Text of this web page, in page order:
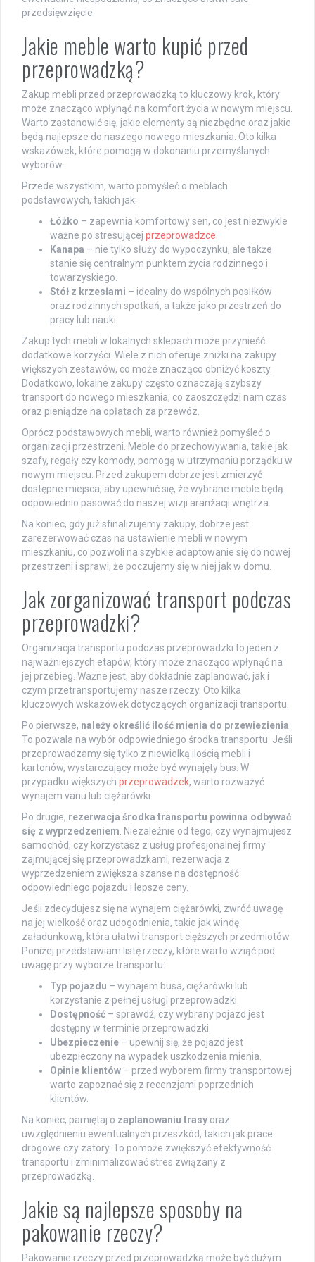
przedsięwzięcie.
Jakie meble warto kupić przed
przeprowadzką?
Zakup mebli przed przeprowadzką to kluczowy krok, który
może znacząco wpłynąć na komfort życia w nowym miejscu.
Warto zastanowić się, jakie elementy są niezbędne oraz jakie
będą najlepsze do naszego nowego mieszkania. Oto kilka
wskazówek, które pomogą w dokonaniu przemyślanych
wyborów.
Przede wszystkim, warto pomyśleć o meblach
podstawowych, takich jak:
Łóżko – zapewnia komfortowy sen, co jest niezwykle
ważne po stresującej przeprowadzce
Kanapa – nie tylko służy do wypoczynku, ale także
stanie się centralnym punktem życia rodzinnego i
towarzyskiego.
Stół z krzesłami – idealny do wspólnych posiłków
oraz rodzinnych spotkań, a także jako przestrzeń do
pracy lub nauki.
Zakup tych mebli w lokalnych sklepach może przynieść
dodatkowe korzyści. Wiele z nich oferuje zniżki na zakupy
większych zestawów, co może znacząco obniżyć koszty.
Dodatkowo, lokalne zakupy często oznaczają szybszy
transport do nowego mieszkania, co zaoszczędzi nam czas
oraz pieniądze na opłatach za przewóz.
Oprócz podstawowych mebli, warto również pomyśleć o
organizacji przestrzeni. Meble do przechowywania, takie jak
szafy, regały czy komody, pomogą w utrzymaniu porządku w
nowym miejscu. Przed zakupem dobrze jest zmierzyć
dostępne miejsca, aby upewnić się, że wybrane meble będą
odpowiednio pasować do naszej wizji aranżacji wnętrza.
Na koniec, gdy już sfinalizujemy zakupy, dobrze jest
zarezerwować czas na ustawienie mebli w nowym
mieszkaniu, co pozwoli na szybkie adaptowanie się do nowej
przestrzeni i sprawi, że poczujemy się w niej jak w domu.
Jak zorganizować transport podczas
przeprowadzki?
Organizacja transportu podczas przeprowadzki to jeden z
najważniejszych etapów, który może znacząco wpłynąć na
jej przebieg. Ważne jest, aby dokładnie zaplanować, jak i
czym przetransportujemy nasze rzeczy. Oto kilka
kluczowych wskazówek dotyczących organizacji transportu.
Po pierwsze, należy określić ilość mienia do przewiezienia
To pozwala na wybór odpowiedniego środka transportu. Jeśli
przeprowadzamy się tylko z niewielką ilością mebli i
kartonów, wystarczający może być wynajęty bus. W
przypadku większych przeprowadzek, warto rozważyć
wynajem vanu lub ciężarówki.
Po drugie, rezerwacja środka transportu powinna odbywać
się z wyprzedzeniem . Niezależnie od tego, czy wynajmujesz
samochód, czy korzystasz z usług profesjonalnej firmy
zajmującej się przeprowadzkami, rezerwacja z
wyprzedzeniem zwiększa szanse na dostępność
odpowiedniego pojazdu i lepsze ceny.
Jeśli zdecydujesz się na wynajem ciężarówki, zwróć uwagę
na jej wielkość oraz udogodnienia, takie jak windę
załadunkową, która ułatwi transport cięższych przedmiotów.
Poniżej przedstawiam listę rzeczy, które warto wziąć pod
uwagę przy wyborze transportu:
Typ pojazdu – wynajem busa, ciężarówki lub
korzystanie z pełnej usługi przeprowadzki.
Dostępność – sprawdź, czy wybrany pojazd jest
dostępny w terminie przeprowadzki.
Ubezpieczenie – upewnij się, że pojazd jest
ubezpieczony na wypadek uszkodzenia mienia.
Opinie klientów – przed wyborem firmy transportowej
warto zapoznać się z recenzjami poprzednich
klientów.
Na koniec, pamiętaj o zaplanowaniu trasy oraz
uwzględnieniu ewentualnych przeszkód, takich jak prace
drogowe czy zatory. To pomoże zwiększyć efektywność
transportu i zminimalizować stres związany z
przeprowadzką.
Jakie są najlepsze sposoby na
pakowanie rzeczy?
Pakowanie rzeczy przed przeprowadzką może być dużym